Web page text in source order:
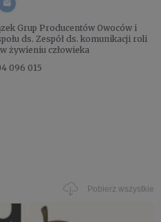
Grup Producentów Owoców i
ds. Zespół ds. komunikacji roli
żywieniu człowieka
096 015
Pobierz wszystkie